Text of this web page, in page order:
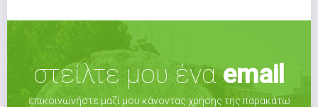
στείλτε μου έναemail
επικοινωνήστε μαζί μου κάνοντας χρήσης της παρακάτω